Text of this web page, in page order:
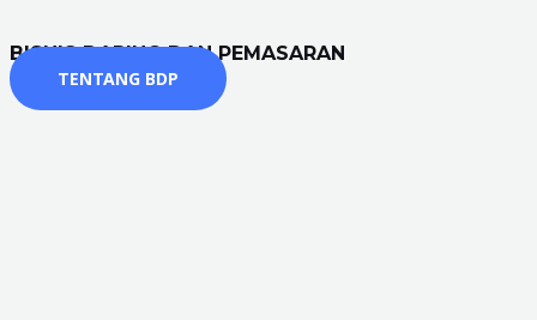
BISNIS DARING DAN PEMASARAN
TENTANG BDP